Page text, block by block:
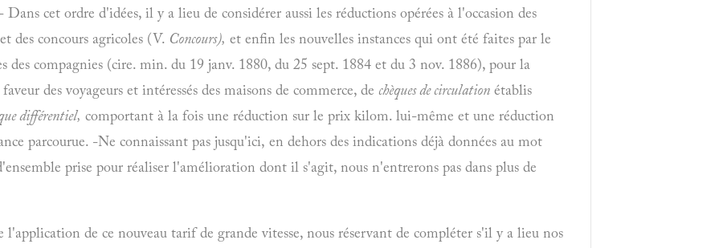
cet ordre d'idées, il y a lieu de considérer aussi les réductions opérées à l'occasion des
des concours agricoles (V. Concours), et enfin les nouvelles instances qui ont été faites par le
des compagnies (cire. min. du 19 janv. 1880, du 25 sept. 1884 et du 3 nov. 1886), pour la
des voyageurs et intéressés des maisons de commerce, de chèques de circulation établis
différentiel, comportant à la fois une réduction sur le prix kilom. lui-même et une réduction
parcourue. -Ne connaissant pas jusqu'ici, en dehors des indications déjà données au mot
prise pour réaliser l'amélioration dont il s'agit, nous n'entrerons pas dans plus de
l'application de ce nouveau tarif de grande vitesse, nous réservant de compléter s'il y a lieu nos